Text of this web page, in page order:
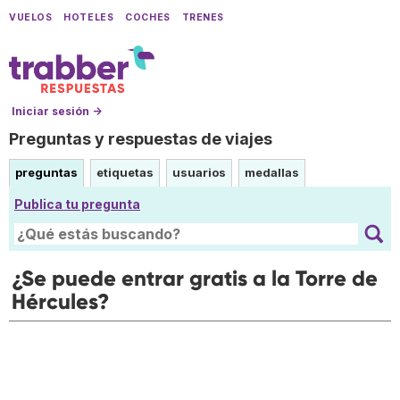
VUELOS HOTELES COCHES TRENES
Iniciar sesión →
Preguntas y respuestas de viajes
preguntas etiquetas usuarios medallas
Publica tu pregunta
¿Se puede entrar gratis a la Torre de
Hércules?